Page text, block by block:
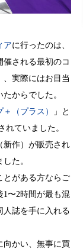
アに行ったのは、
される最初のコ
、実際にはお目当
からでした。
（プラス）
」と
れていました。
新作）が販売され
た。
とがある方ならご
〜2時間が最も混
人誌を手に入れる
向かい、無事に買